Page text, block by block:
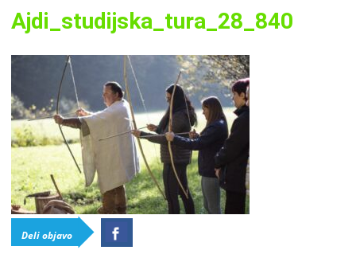
Ajdi_studijska_tura_28_840
Deli objavo